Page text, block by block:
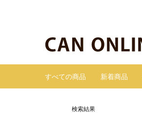
すべての商品 新着商品
検索結果